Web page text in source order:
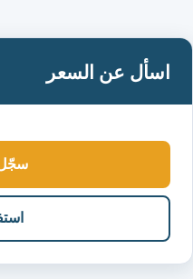
اسأل عن السعر
سجّل